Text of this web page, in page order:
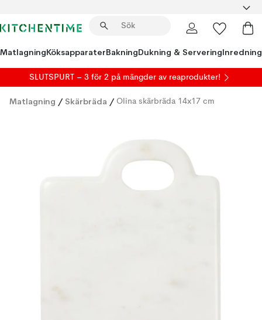
MatlagningKöksapparaterBakningDukning & ServeringInredning
SLUTSPURT – 3 för 2 på mängder av reaprodukter!
Matlagning / Skärbräda / Olina skärbräda 14x17 cm